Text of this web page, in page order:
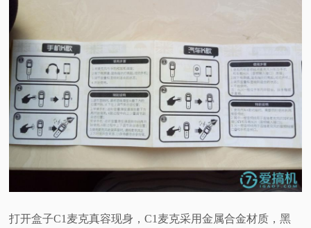
打开盒子C1麦克真容现身，C1麦克采用金属合金材质，黑